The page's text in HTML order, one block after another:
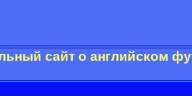
сайт о английском